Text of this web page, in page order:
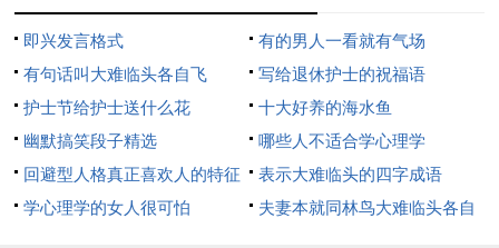
即兴发言格式
有的男人一看就有气场
有句话叫大难临头各自飞
写给退休护士的祝福语
护士节给护士送什么花
十大好养的海水鱼
幽默搞笑段子精选
哪些人不适合学心理学
回避型人格真正喜欢人的特征
表示大难临头的四字成语
学心理学的女人很可怕
夫妻本就同林鸟大难临头各自